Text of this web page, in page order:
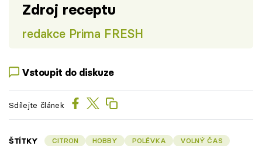
Zdroj receptu
redakce Prima FRESH
Vstoupit do diskuze
Sdílejte článek
ŠTÍTKY CITRON HOBBY POLÉVKA
VOLNÝ ČAS